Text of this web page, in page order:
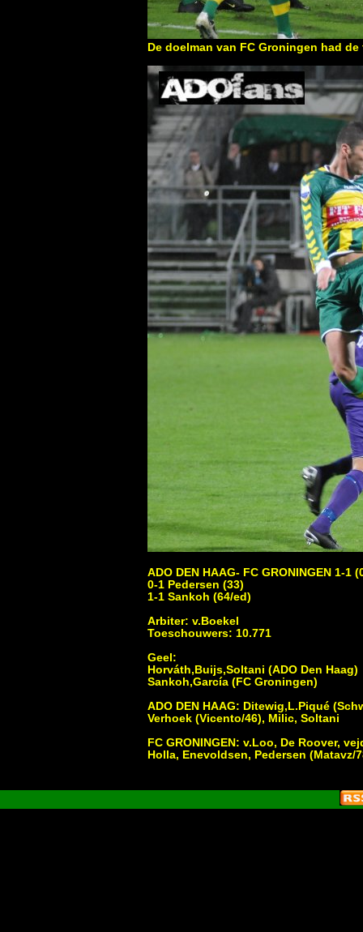
De doelman van FC Groningen had
ADO DEN HAAG- FC GRONINGEN 1-1
0-1 Pedersen (33)
1-1 Sankoh (64/ed)
Arbiter: v.Boekel
Toeschouwers: 10.771
Geel:
Horváth,Buijs,Soltani (ADO Den Haag)
Sankoh,García (FC Groningen)
ADO DEN HAAG: Ditewig,L.Piqué
Verhoek (Vicento/46), Milic, Soltani
FC GRONINGEN: v.Loo, De Roover,
Holla, Enevoldsen, Pedersen (Matavz/